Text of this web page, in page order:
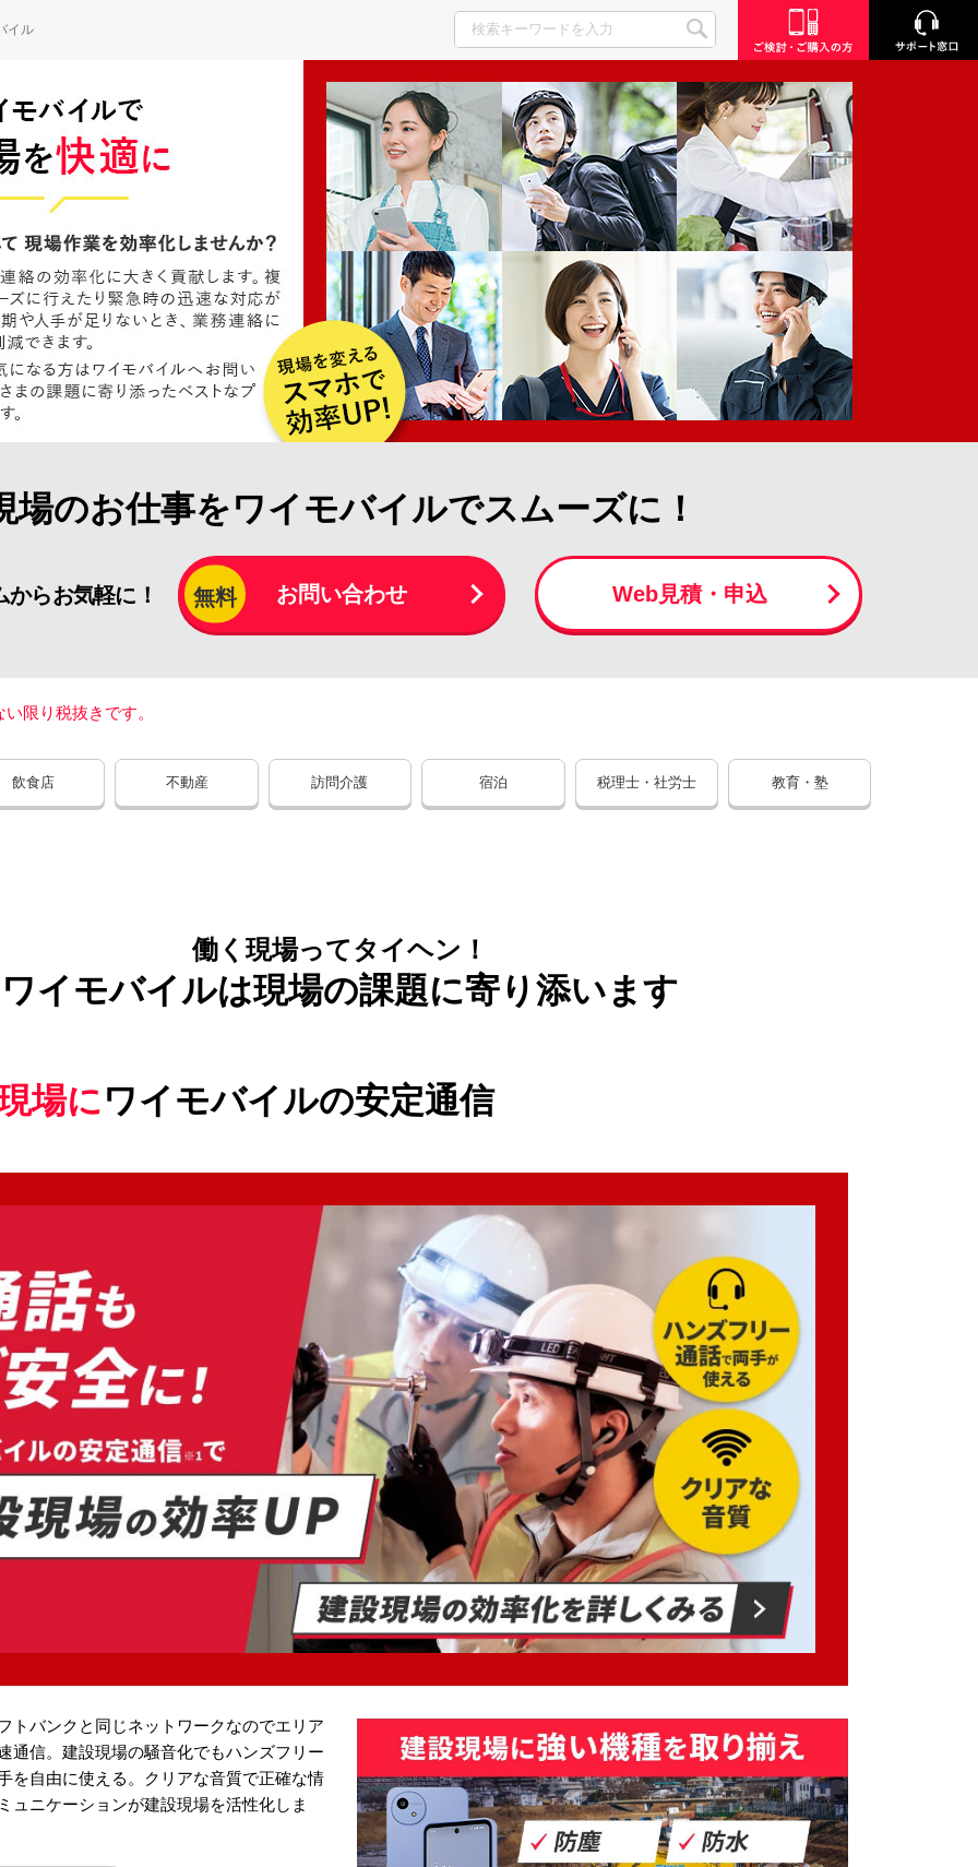
イル
サポート窓口
場のお仕事をワイモバイルでスムーズに！
らお気軽に！ 無料 お問い合わせ Web見積・申込
限り税抜きです。
飲食店 不動産 訪問介護 宿泊 税理士・社労士 教育・塾
働く現場ってタイヘン！
ワイモバイルは現場の課題に寄り添います
場にワイモバイルの安定通信
トバンクと同じネットワークなのでエリア
通信。建設現場の騒音化でもハンズフリー
を自由に使える。クリアな音質で正確な情
ュニケーションが建設現場を活性化しま